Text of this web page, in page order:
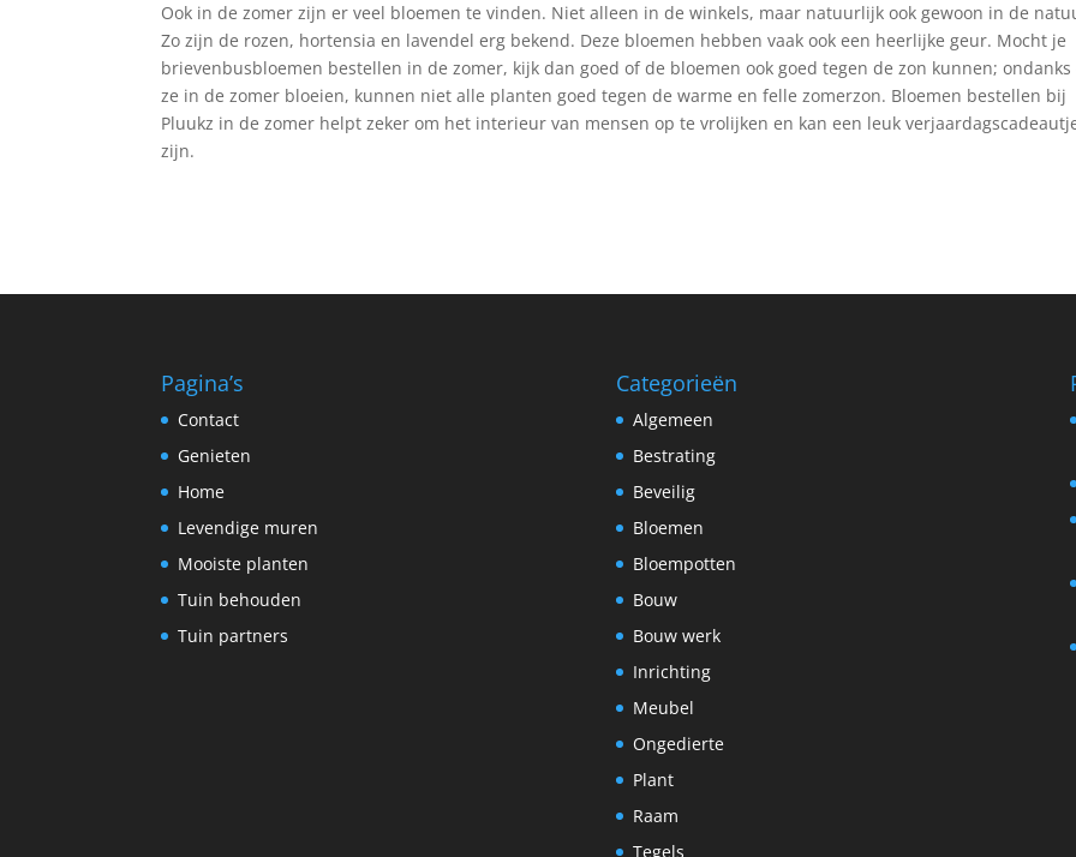
Ook in de zomer zijn er veel bloemen te vinden. Niet alleen in de winkels, maar natuurlijk ook gewoon in de
Zo zijn de rozen, hortensia en lavendel erg bekend. Deze bloemen hebben vaak ook een heerlijke geur. Mocht je
brievenbusbloemen bestellen in de zomer, kijk dan goed of de bloemen ook goed tegen de zon kunnen;
ze in de zomer bloeien, kunnen niet alle planten goed tegen de warme en felle zomerzon. Bloemen bestellen bij
Pluukz in de zomer helpt zeker om het interieur van mensen op te vrolijken en kan een leuk
zijn.
Pagina’s
Contact
Genieten
Home
Levendige muren
Mooiste planten
Tuin behouden
Tuin partners
Categorieën
Algemeen
Bestrating
Beveilig
Bloemen
Bloempotten
Bouw
Bouw werk
Inrichting
Meubel
Ongedierte
Plant
Raam
Tegels